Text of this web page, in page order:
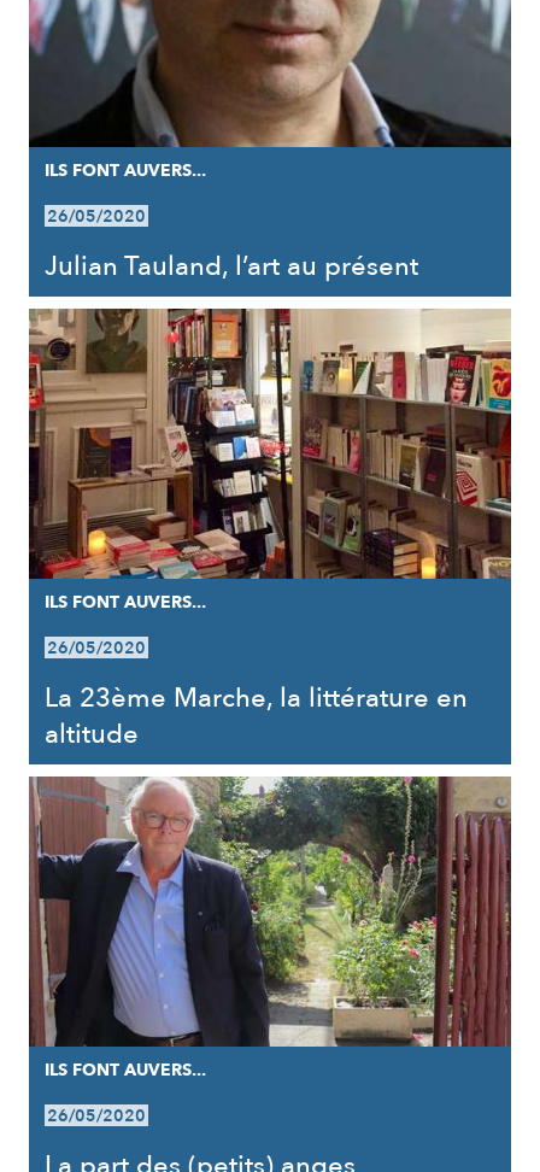
ILS FONT AUVERS...
26/05/2020
Julian Tauland, l’art au présent
ILS FONT AUVERS...
26/05/2020
La 23ème Marche, la littérature en
altitude
ILS FONT AUVERS...
26/05/2020